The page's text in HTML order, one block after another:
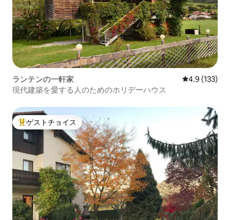
ランテンの一軒家 レビュー133
4.9 (133)
現代建築を愛する人のためのホリデーハウス
大好評のゲストチョイスです。
ゲストチョイス